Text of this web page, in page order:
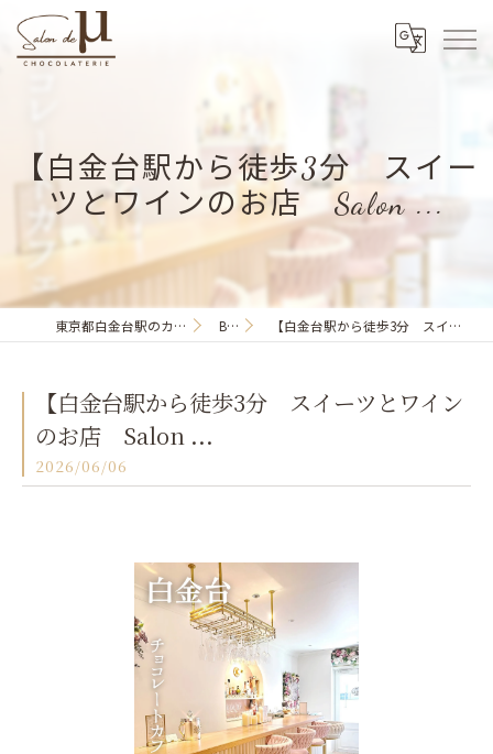
【白金台駅から徒歩3分 スイー
ツとワインのお店 Salon ...
東京都白金台駅のカフェならSalon de μ BLOG 【白金台駅から徒歩3分 スイーツとワインのお店 Salon ...
【白金台駅から徒歩3分 スイーツとワイン
のお店 Salon ...
2026/06/06